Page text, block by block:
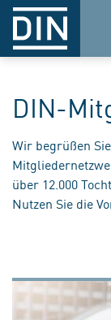
DIN-
Wir begrüßen
über 12.000
Nutzen Sie die